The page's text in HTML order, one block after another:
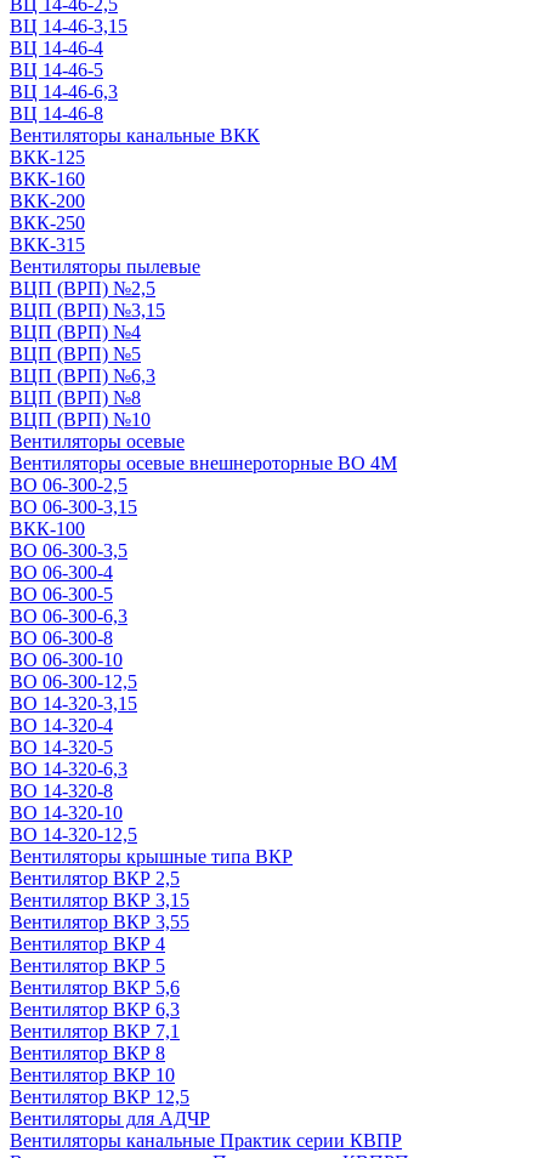
ВЦ 14-46-2,5
ВЦ 14-46-3,15
ВЦ 14-46-4
ВЦ 14-46-5
ВЦ 14-46-6,3
ВЦ 14-46-8
Вентиляторы канальные ВКК
ВКК-125
ВКК-160
ВКК-200
ВКК-250
ВКК-315
Вентиляторы пылевые
ВЦП (ВРП) №2,5
ВЦП (ВРП) №3,15
ВЦП (ВРП) №4
ВЦП (ВРП) №5
ВЦП (ВРП) №6,3
ВЦП (ВРП) №8
ВЦП (ВРП) №10
Вентиляторы осевые
Вентиляторы осевые внешнероторные ВО 4М
ВО 06-300-2,5
ВО 06-300-3,15
ВКК-100
ВО 06-300-3,5
ВО 06-300-4
ВО 06-300-5
ВО 06-300-6,3
ВО 06-300-8
ВО 06-300-10
ВО 06-300-12,5
ВО 14-320-3,15
ВО 14-320-4
ВО 14-320-5
ВО 14-320-6,3
ВО 14-320-8
ВО 14-320-10
ВО 14-320-12,5
Вентиляторы крышные типа ВКР
Вентилятор ВКР 2,5
Вентилятор ВКР 3,15
Вентилятор ВКР 3,55
Вентилятор ВКР 4
Вентилятор ВКР 5
Вентилятор ВКР 5,6
Вентилятор ВКР 6,3
Вентилятор ВКР 7,1
Вентилятор ВКР 8
Вентилятор ВКР 10
Вентилятор ВКР 12,5
Вентиляторы для АДЧР
Вентиляторы канальные Практик серии КВПР